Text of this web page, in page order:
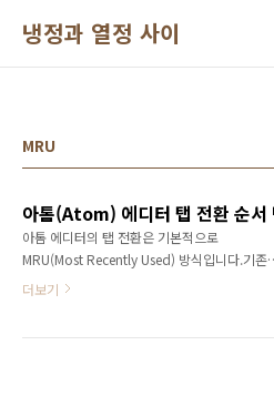
냉정과 열정 사이
MRU
아톰(Atom) 에디터 탭 전환 순서
아톰 에디터의 탭 전환은 기본적으로
MRU(Most Recently Used) 방식입니다.기존
탭 순서와 동일하게 탭 전환이 되는 방식과는 다
더보기